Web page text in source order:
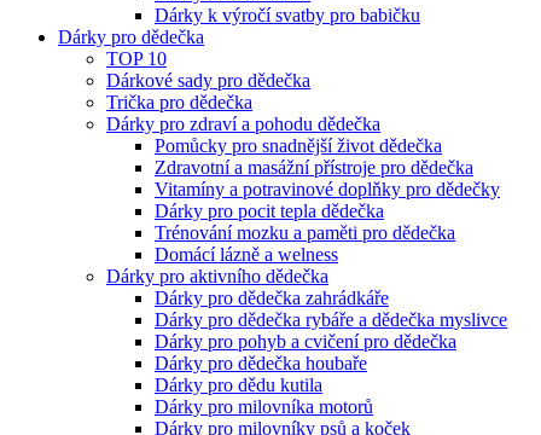
Dárky k výročí svatby pro babičku
Dárky pro dědečka
TOP 10
Dárkové sady pro dědečka
Trička pro dědečka
Dárky pro zdraví a pohodu dědečka
Pomůcky pro snadnější život dědečka
Zdravotní a masážní přístroje pro dědečka
Vitamíny a potravinové doplňky pro dědečky
Dárky pro pocit tepla dědečka
Trénování mozku a paměti pro dědečka
Domácí lázně a welness
Dárky pro aktivního dědečka
Dárky pro dědečka zahrádkáře
Dárky pro dědečka rybáře a dědečka myslivce
Dárky pro pohyb a cvičení pro dědečka
Dárky pro dědečka houbaře
Dárky pro dědu kutila
Dárky pro milovníka motorů
Dárky pro milovníky psů a koček